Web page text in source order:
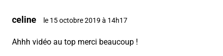
celine le 15 octobre 2019 à 14h17
Ahhh vidéo au top merci beaucoup !